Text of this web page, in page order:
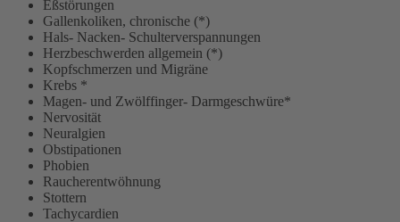
Eßstörungen
Gallenkoliken, chronische (*)
Hals- Nacken- Schulterverspannungen
Herzbeschwerden allgemein (*)
Kopfschmerzen und Migräne
Krebs *
Magen- und Zwölffinger- Darmgeschwüre*
Nervosität
Neuralgien
Obstipationen
Phobien
Raucherentwöhnung
Stottern
Tachycardien